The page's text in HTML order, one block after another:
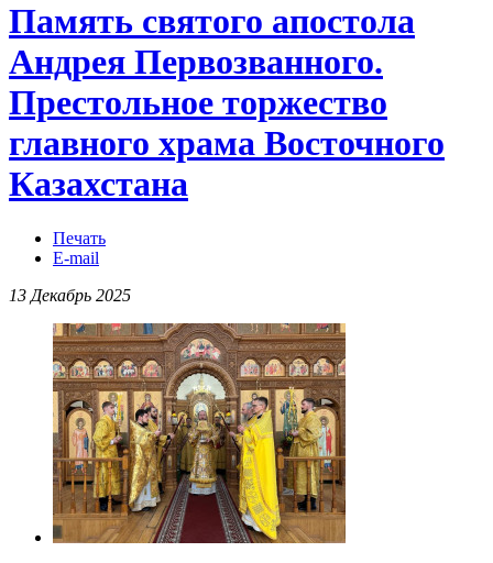
Память святого апостола
Андрея Первозванного.
Престольное торжество
главного храма Восточного
Казахстана
Печать
E-mail
13 Декабрь 2025